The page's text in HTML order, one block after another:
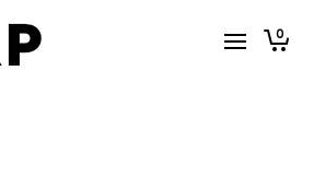
0